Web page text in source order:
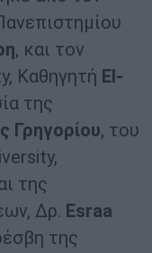
, και τον
Καθηγητή El-
της
Γρηγορίου, του
της
Δρ. Esraa
της